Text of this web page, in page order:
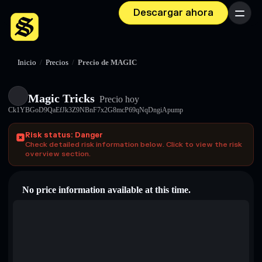
Descargar ahora Menú
Inicio / Precios / Precio de MAGIC
Magic Tricks Precio hoy
Ck1YBGoD9QaEfJk3Z9NBnF7x2G8mcP69qNqDngiApump
Risk status: Danger
Check detailed risk information below. Click to view the risk
overview section.
No price information available at this time.